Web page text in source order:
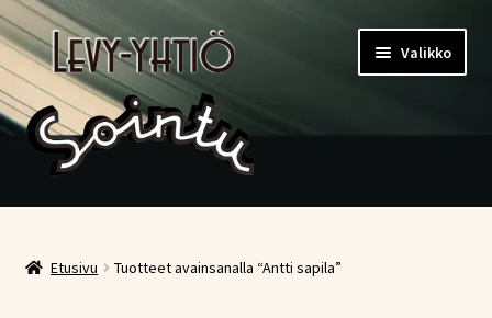
Siirry
navigointiin
Siirry
sisältöön
Valikko
Etusivu
Kauppa
Etusivu Tuotteet avainsanalla “Antti sapila”